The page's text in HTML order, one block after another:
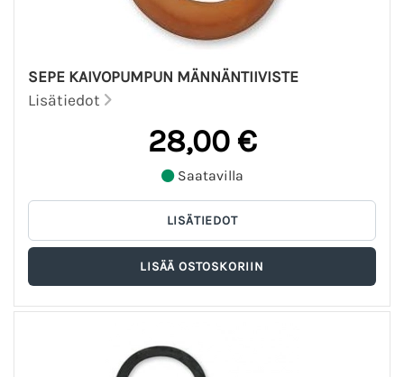
SEPE KAIVOPUMPUN MÄNNÄNTIIVISTE
Lisätiedot
28,00 €
Saatavilla